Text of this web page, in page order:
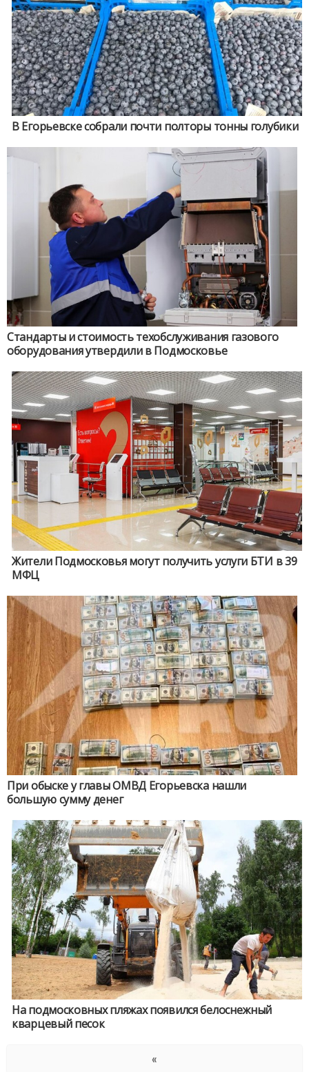
В Егорьевске собрали почти полторы тонны голубики
Стандарты и стоимость техобслуживания газового
оборудования утвердили в Подмосковье
Жители Подмосковья могут получить услуги БТИ в 39
МФЦ
При обыске у главы ОМВД Егорьевска нашли
большую сумму денег
На подмосковных пляжах появился белоснежный
кварцевый песок
«